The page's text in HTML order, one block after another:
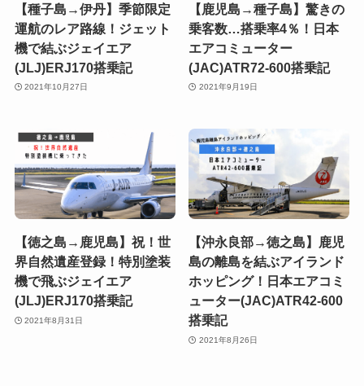
【種子島→伊丹】季節限定
運航のレア路線！ジェット
機で結ぶジェイエア
(JLJ)ERJ170搭乗記
2021年10月27日
【鹿児島→種子島】驚きの
乗客数…搭乗率4％！日本
エアコミューター
(JAC)ATR72-600搭乗記
2021年9月19日
【徳之島→鹿児島】祝！世
界自然遺産登録！特別塗装
機で飛ぶジェイエア
(JLJ)ERJ170搭乗記
2021年8月31日
【沖永良部→徳之島】鹿児
島の離島を結ぶアイランド
ホッピング！日本エアコミ
ューター(JAC)ATR42-600
搭乗記
2021年8月26日